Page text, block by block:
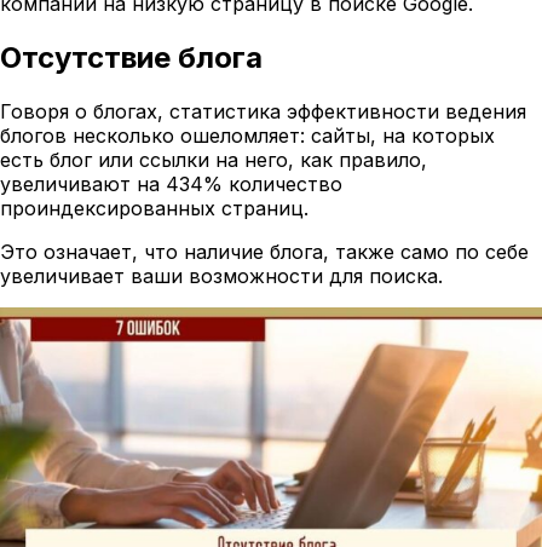
Отсутствие блога
Говоря о блогах, статистика эффективности ведения
блогов несколько ошеломляет: сайты, на которых
есть блог или ссылки на него, как правило,
увеличивают на 434% количество
проиндексированных страниц.
Это означает, что наличие блога, также само по себе
увеличивает ваши возможности для поиска.